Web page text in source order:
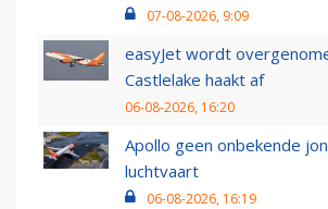
07-08-2026, 9:09
easyJet wordt
Castlelake haakt af
06-08-2026, 16:20
Apollo geen onbekende
luchtvaart
06-08-2026, 16:19